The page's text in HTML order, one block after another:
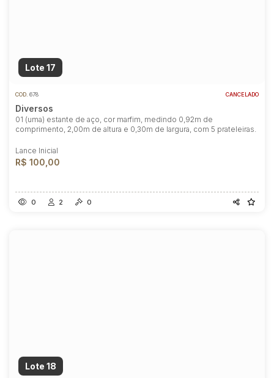
Lote 17
COD. 678 CANCELADO
Diversos
01 (uma) estante de aço, cor marfim, medindo 0,92m de
comprimento, 2,00m de altura e 0,30m de largura, com 5 prateleiras.
Lance Inicial
R$ 100,00
0 2 0
Lote 18